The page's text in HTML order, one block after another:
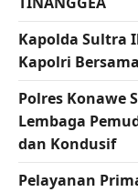
Kapolda Sultra
Kapolri
Polres Konawe
Lembaga
dan Kondusif
Pelayanan